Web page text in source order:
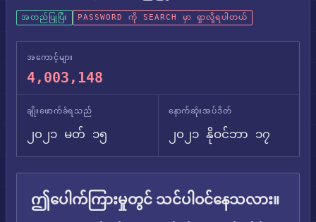
အတည်ပြုပြီး PASSWORD ကို SEARCH မှာ ရှာလို့ရပါတယ်
အကောင့်များ
4,003,148
ချိုးဖောက်ခံရသည်
၂၀၂၁ မတ် ၁၅
နောက်ဆုံးအပ်ဒိတ်
၂၀၂၁ နိုဝင်ဘာ ၁၇
ဤပေါက်ကြားမှုတွင် သင်ပါဝင်နေသလား။